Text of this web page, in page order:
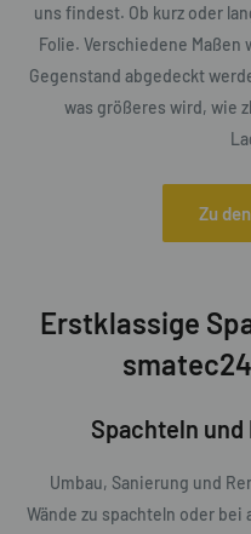
uns findest. Ob kurz oder
Folie. Verschiedene Maßen
Gegenstand abgedeckt
was größeres wird, wie
Zu
Erstklassige
Spachteln
Umbau, Sanierung und
Wände zu spachteln oder bei